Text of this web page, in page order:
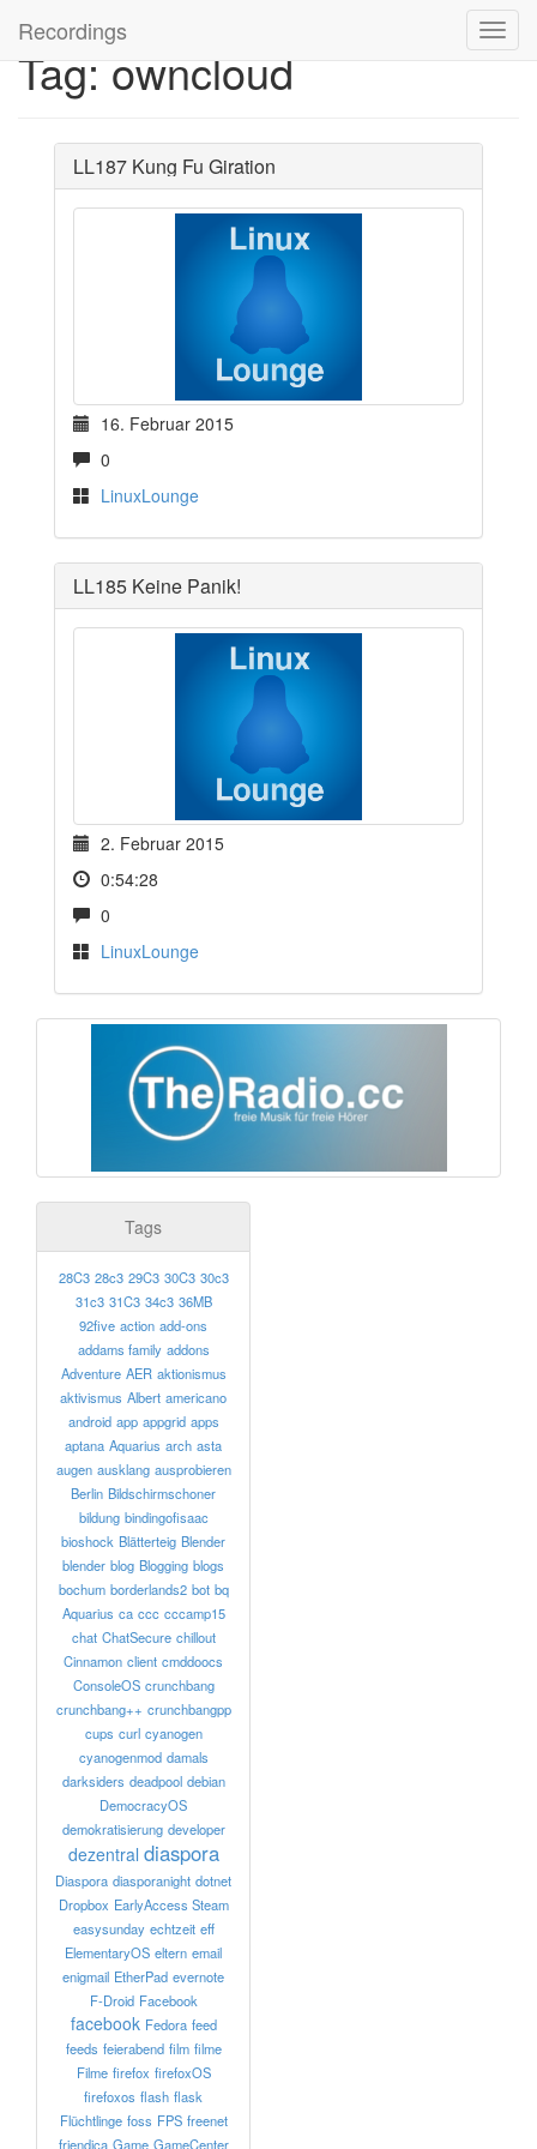
Recordings
Tag: owncloud
LL187 Kung Fu Giration
16. Februar 2015
0
LinuxLounge
LL185 Keine Panik!
2. Februar 2015
0:54:28
0
LinuxLounge
Tags
28C3 28c3 29C3 30C3 30c3
31c3 31C3 34c3 36MB
92five action add-ons
addams family addons
Adventure AER aktionismus
aktivismus Albert americano
android app appgrid apps
aptana Aquarius arch asta
augen ausklang ausprobieren
Berlin Bildschirmschoner
bildung bindingofisaac
bioshock Blätterteig Blender
blender blog Blogging blogs
bochum borderlands2 bot bq
Aquarius ca ccc cccamp15
chat ChatSecure chillout
Cinnamon client cmddoocs
ConsoleOS crunchbang
crunchbang++ crunchbangpp
cups curl cyanogen
cyanogenmod damals
darksiders deadpool debian
DemocracyOS
demokratisierung developer
dezentral diaspora
Diaspora diasporanight dotnet
Dropbox EarlyAccess Steam
easysunday echtzeit eff
ElementaryOS eltern email
enigmail EtherPad evernote
F-Droid Facebook
facebook Fedora feed
feeds feierabend film filme
Filme firefox firefoxOS
firefoxos flash flask
Flüchtlinge foss FPS freenet
friendica Game GameCenter